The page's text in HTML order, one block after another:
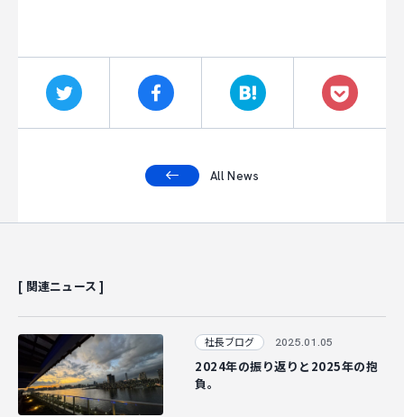
All News
[ 関連ニュース ]
社長ブログ 2025.01.05
2024年の振り返りと2025年の抱
負。